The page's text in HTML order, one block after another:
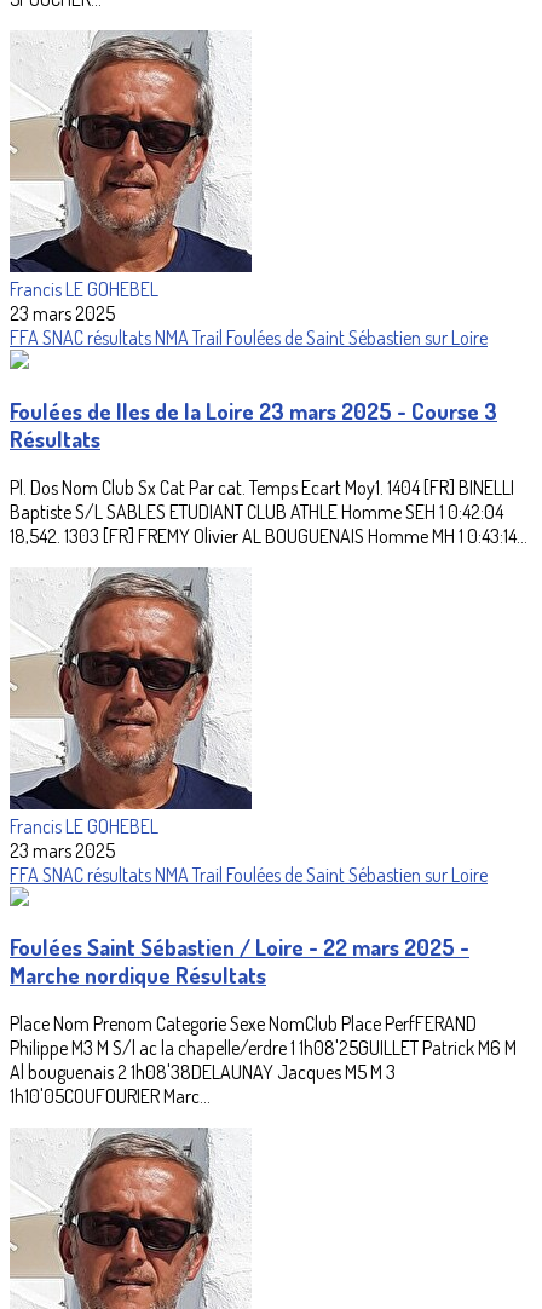
Francis LE GOHEBEL
23 mars 2025
FFASNACrésultatsNMATrail Foulées de Saint Sébastien sur Loire
Foulées de Iles de la Loire 23 mars 2025 - Course 3
Résultats
Pl. Dos Nom Club Sx Cat Par cat. Temps Ecart Moy1. 1404 [FR] BINELLI
Baptiste S/L SABLES ETUDIANT CLUB ATHLE Homme SEH 1 0:42:04
18,542. 1303 [FR] FREMY Olivier AL BOUGUENAIS Homme MH 1 0:43:14...
Francis LE GOHEBEL
23 mars 2025
FFA SNACrésultatsNMATrail Foulées de Saint Sébastien sur Loire
Foulées Saint Sébastien / Loire - 22 mars 2025 -
Marche nordique Résultats
Place Nom Prenom Categorie Sexe NomClub Place PerfFERAND
Philippe M3 M S/l ac la chapelle/erdre 1 1h08'25GUILLET Patrick M6 M
Al bouguenais 2 1h08'38DELAUNAY Jacques M5 M 3
1h10'05COUFOURIER Marc...